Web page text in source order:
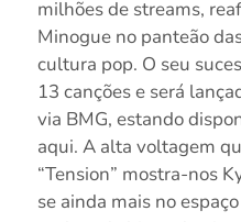
milhões de streams,
Minogue no panteão
cultura pop. O seu
13 canções e será
via BMG, estando
aqui. A alta voltagem
“Tension” mostra-nos
se ainda mais no